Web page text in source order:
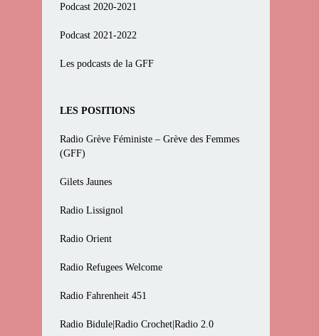
Podcast 2020-2021
Podcast 2021-2022
Les podcasts de la GFF
LES POSITIONS
Radio Grève Féministe – Grève des Femmes
(GFF)
Gilets Jaunes
Radio Lissignol
Radio Orient
Radio Refugees Welcome
Radio Fahrenheit 451
Radio Bidule|Radio Crochet|Radio 2.0